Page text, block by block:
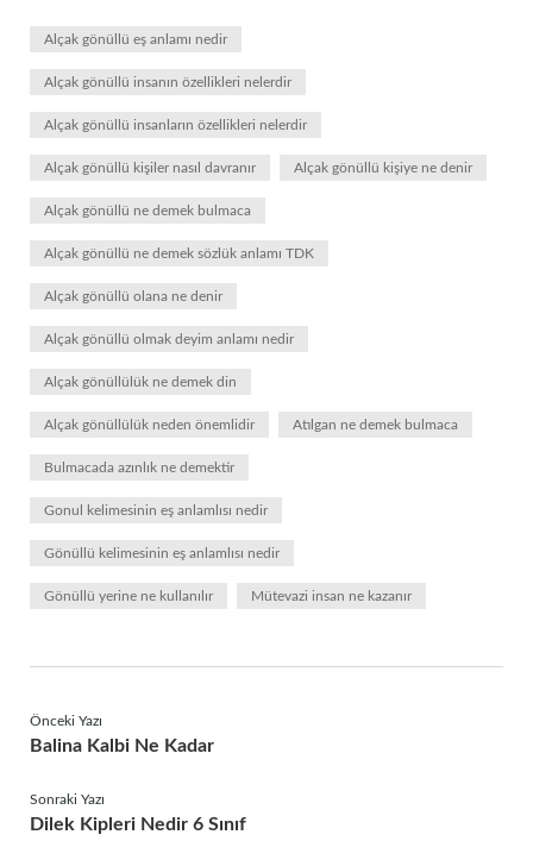
Alçak gönüllü eş anlamı nedir
Alçak gönüllü insanın özellikleri nelerdir
Alçak gönüllü insanların özellikleri nelerdir
Alçak gönüllü kişiler nasıl davranır Alçak gönüllü kişiye ne denir
Alçak gönüllü ne demek bulmaca
Alçak gönüllü ne demek sözlük anlamı TDK
Alçak gönüllü olana ne denir
Alçak gönüllü olmak deyim anlamı nedir
Alçak gönüllülük ne demek din
Alçak gönüllülük neden önemlidir Atılgan ne demek bulmaca
Bulmacada azınlık ne demektir
Gonul kelimesinin eş anlamlısı nedir
Gönüllü kelimesinin eş anlamlısı nedir
Gönüllü yerine ne kullanılır Mütevazi insan ne kazanır
Önceki Yazı
Balina Kalbi Ne Kadar
Sonraki Yazı
Dilek Kipleri Nedir 6 Sınıf